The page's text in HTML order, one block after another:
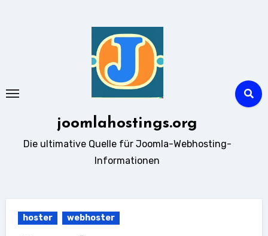
joomlahostings.org
Die ultimative Quelle für Joomla-Webhosting-
Informationen
hoster webhoster